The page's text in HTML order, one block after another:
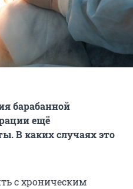
барабанной
ещё
В каких случаях это
с хроническим